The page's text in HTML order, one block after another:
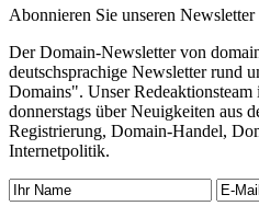
Abonnieren Sie unseren Newsletter
Der Domain-Newsletter von
deutschsprachige Newsletter rund
Domains". Unser
donnerstags über Neuigkeiten aus
Registrierung, Domain-Handel,
Internetpolitik.